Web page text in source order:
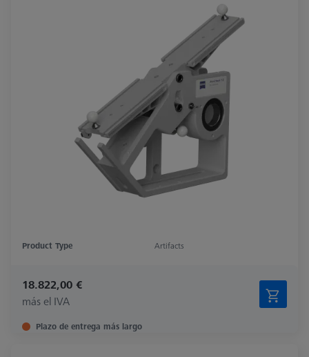
Product Type Artifacts
18.822,00 €
más el IVA
Plazo de entrega más largo